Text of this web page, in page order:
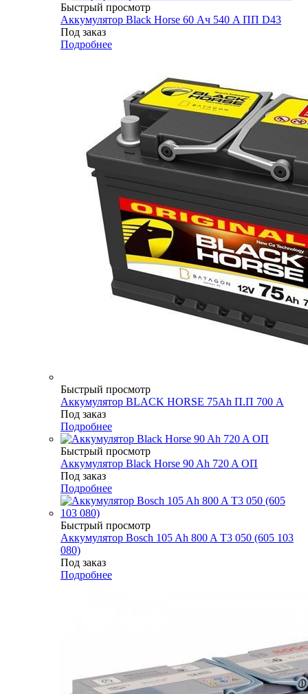
Быстрый просмотр
Аккумулятор Black Horse 60 Ач 540 A ПП D43
Под заказ
Подробнее
Быстрый просмотр
Аккумулятор BLACK HORSE 75Ah П.П 700 A
Под заказ
Подробнее
Быстрый просмотр
Аккумулятор Black Horse 90 Ah 720 A ОП
Под заказ
Подробнее
Быстрый просмотр
Аккумулятор Bosch 105 Ah 800 A T3 050 (605 103
080)
Под заказ
Подробнее